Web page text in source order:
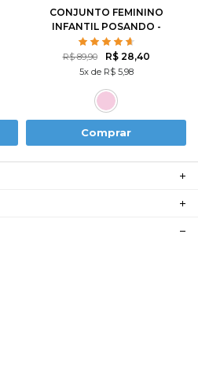
CONJUNTO FEMININO
INFANTIL POSANDO -
TURMA DA MÔNICA
R$ 89,90 R$ 28,40
5x de R$ 5,98
Comprar